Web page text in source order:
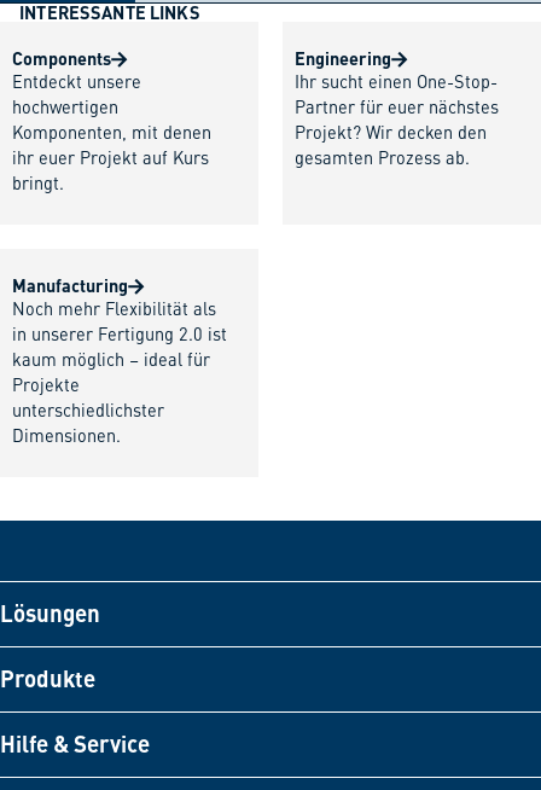
INTERESSANTE LINKS
Components
Entdeckt unsere
hochwertigen
Komponenten, mit denen
ihr euer Projekt auf Kurs
bringt.
Engineering
Ihr sucht einen One-Stop-
Partner für euer nächstes
Projekt? Wir decken den
gesamten Prozess ab.
Manufacturing
Noch mehr Flexibilität als
in unserer Fertigung 2.0 ist
kaum möglich – ideal für
Projekte
unterschiedlichster
Dimensionen.
Lösungen
Produkte
Hilfe & Service